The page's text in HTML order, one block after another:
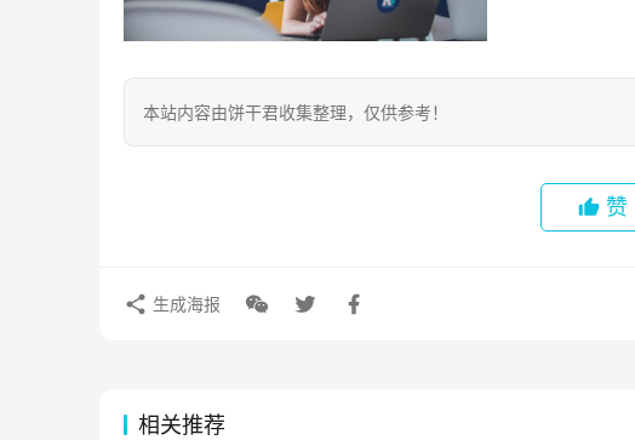
本站内容由饼干君收集整理，仅供参考！
赞
生成海报
相关推荐